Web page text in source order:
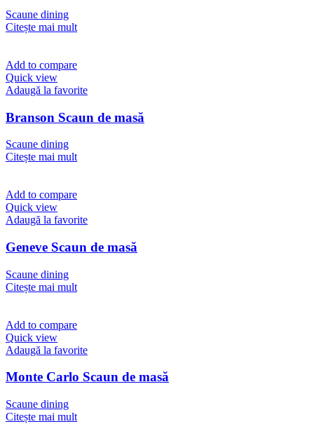
Scaune dining
Citește mai mult
Add to compare
Quick view
Adaugă la favorite
Branson Scaun de masă
Scaune dining
Citește mai mult
Add to compare
Quick view
Adaugă la favorite
Geneve Scaun de masă
Scaune dining
Citește mai mult
Add to compare
Quick view
Adaugă la favorite
Monte Carlo Scaun de masă
Scaune dining
Citește mai mult